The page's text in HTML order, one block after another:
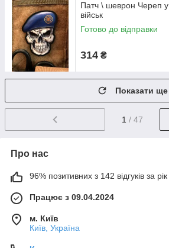
Патч \ шеврон Череп у
військ
Готово до відправки
314 ₴
Показати ще
1 / 47
Про нас
96% позитивних з 142 відгуків за рік
Працює з 09.04.2024
м. Київ
Київ, Україна